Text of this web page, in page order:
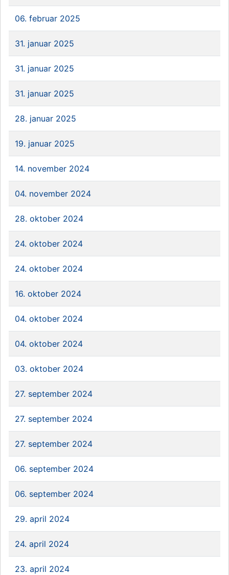
06. februar 2025
31. januar 2025
31. januar 2025
31. januar 2025
28. januar 2025
19. januar 2025
14. november 2024
04. november 2024
28. oktober 2024
24. oktober 2024
24. oktober 2024
16. oktober 2024
04. oktober 2024
04. oktober 2024
03. oktober 2024
27. september 2024
27. september 2024
27. september 2024
06. september 2024
06. september 2024
29. april 2024
24. april 2024
23. april 2024